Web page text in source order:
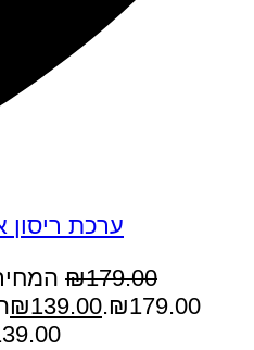
ערכת ריסון
₪179.00
₪179.00.
₪139.00